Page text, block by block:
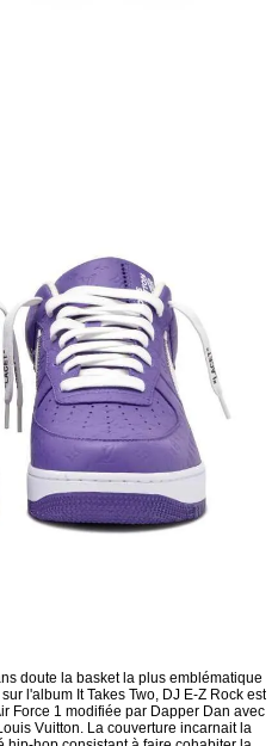
doute la basket la plus emblématique
l'album It Takes Two, DJ E-Z Rock est
Force 1 modifiée par Dapper Dan avec
Vuitton. La couverture incarnait la